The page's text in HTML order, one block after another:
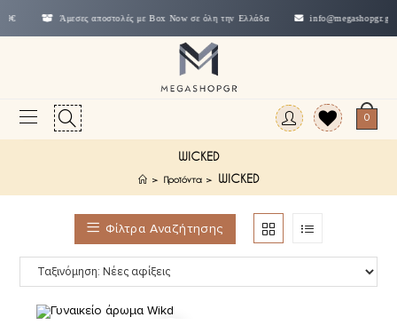
Άμεσες αποστολές με Box Now σε όλη την Ελλάδα info@megashopgr.gr
0
WICKED
> Προϊόντα > WICKED
Φίλτρα Αναζήτησης